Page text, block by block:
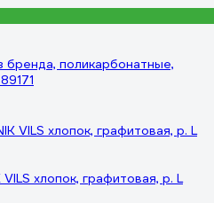
поликарбонатные,
хлопок, графитовая, р. L